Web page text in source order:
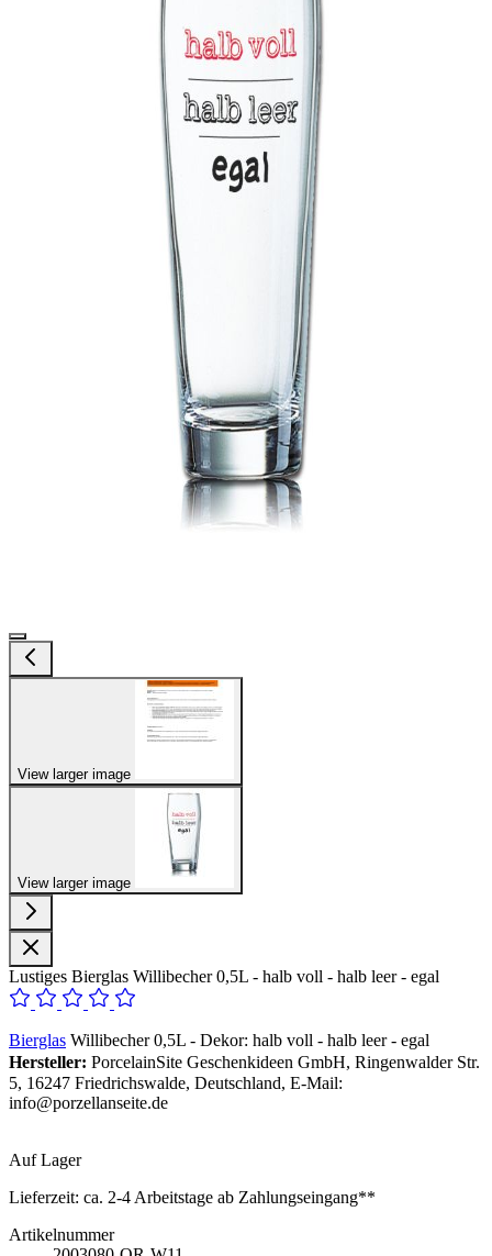
View larger image
View larger image
Lustiges Bierglas Willibecher 0,5L - halb voll - halb leer - egal
Bierglas Willibecher 0,5L - Dekor: halb voll - halb leer - egal
Hersteller: PorcelainSite Geschenkideen GmbH, Ringenwalder Str.
5, 16247 Friedrichswalde, Deutschland, E-Mail:
info@porzellanseite.de
Auf Lager
Lieferzeit: ca. 2-4 Arbeitstage ab Zahlungseingang**
Artikelnummer